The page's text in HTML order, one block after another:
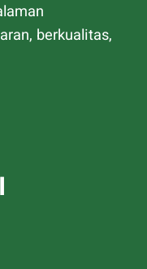
berkualitas,